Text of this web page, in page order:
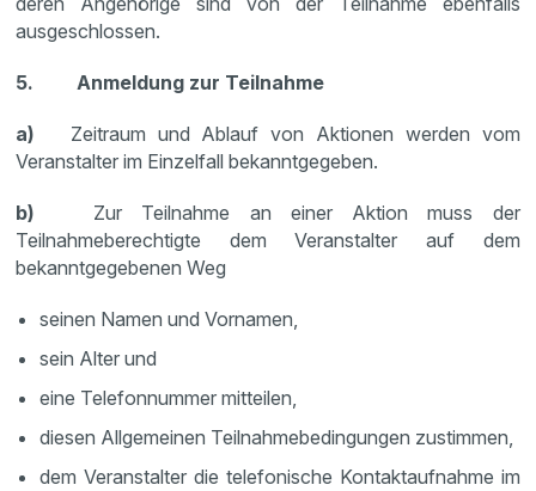
ausgeschlossen.
5. Anmeldung zur Teilnahme
a) Zeitraum und Ablauf von Aktionen werden vom
Veranstalter im Einzelfall bekanntgegeben.
b) Zur Teilnahme an einer Aktion muss der
Teilnahmeberechtigte dem Veranstalter auf dem
bekanntgegebenen Weg
seinen Namen und Vornamen,
sein Alter und
eine Telefonnummer mitteilen,
diesen Allgemeinen Teilnahmebedingungen zustimmen,
dem Veranstalter die telefonische Kontaktaufnahme im